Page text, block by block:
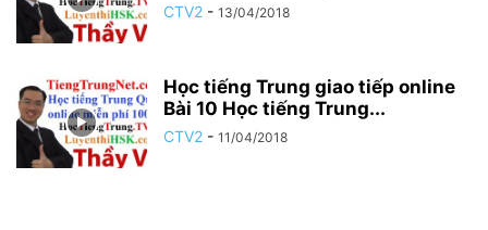
CTV2 - 13/04/2018
Học tiếng Trung giao tiếp online
Bài 10 Học tiếng Trung...
CTV2 - 11/04/2018